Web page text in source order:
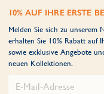
10% AUF IHRE ERSTE
Melden Sie sich zu unserem
erhalten Sie 10% Rabatt auf
sowie exklusive Angebote
neuen Kollektionen.